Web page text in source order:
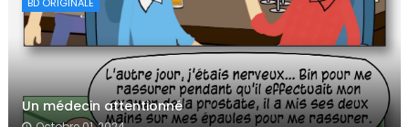
BD ORIGINALE
Un médecin attentionné